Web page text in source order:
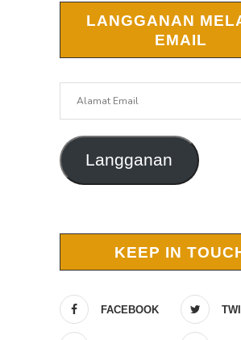
LANGGANAN
EMAIL
Langganan
KEEP IN
FACEBOOK